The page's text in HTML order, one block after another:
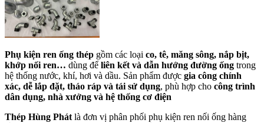
Phụ kiện ren ống thép gồm các loại co, tê, măng sông, nắp bịt,
khớp nối ren… dùng để liên kết và dẫn hướng đường ống trong
hệ thống nước, khí, hơi và dầu. Sản phẩm được gia công chính
xác, dễ lắp đặt, tháo ráp và tái sử dụng, phù hợp cho công trình
dân dụng, nhà xưởng và hệ thống cơ điện
Thép Hùng Phát là đơn vị phân phối phụ kiện ren nối ống hàng